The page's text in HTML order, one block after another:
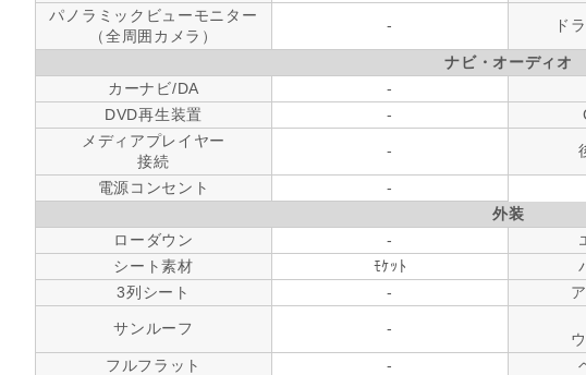
パノラミックビューモニター
（全周囲カメラ）
- ド
ナビ・オーディオ
カーナビ/DA
-
DVD再生装置
-
メディアプレイヤー
接続
-
電源コンセント
-
外装
ローダウン
-
シート素材
ﾓｹｯﾄ
3列シート
-
サンルーフ -
フルフラット -